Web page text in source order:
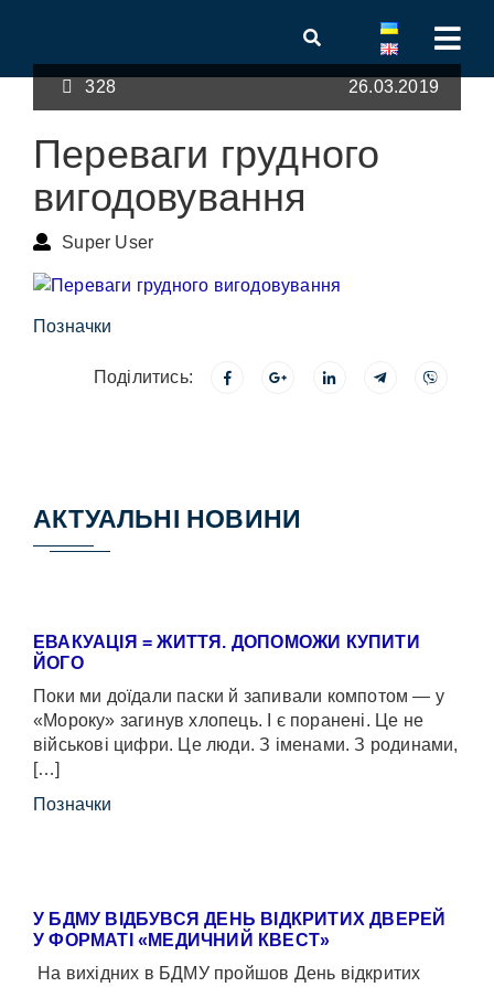
328 26.03.2019
Переваги грудного
вигодовування
Super User
Позначки
Поділитись:
АКТУАЛЬНІ НОВИНИ
ЕВАКУАЦІЯ = ЖИТТЯ. ДОПОМОЖИ КУПИТИ
ЙОГО
Поки ми доїдали паски й запивали компотом — у
«Мороку» загинув хлопець. І є поранені. Це не
військові цифри. Це люди. З іменами. З родинами,
[…]
Позначки
У БДМУ ВІДБУВСЯ ДЕНЬ ВІДКРИТИХ ДВЕРЕЙ
У ФОРМАТІ «МЕДИЧНИЙ КВЕСТ»
На вихідних в БДМУ пройшов День відкритих